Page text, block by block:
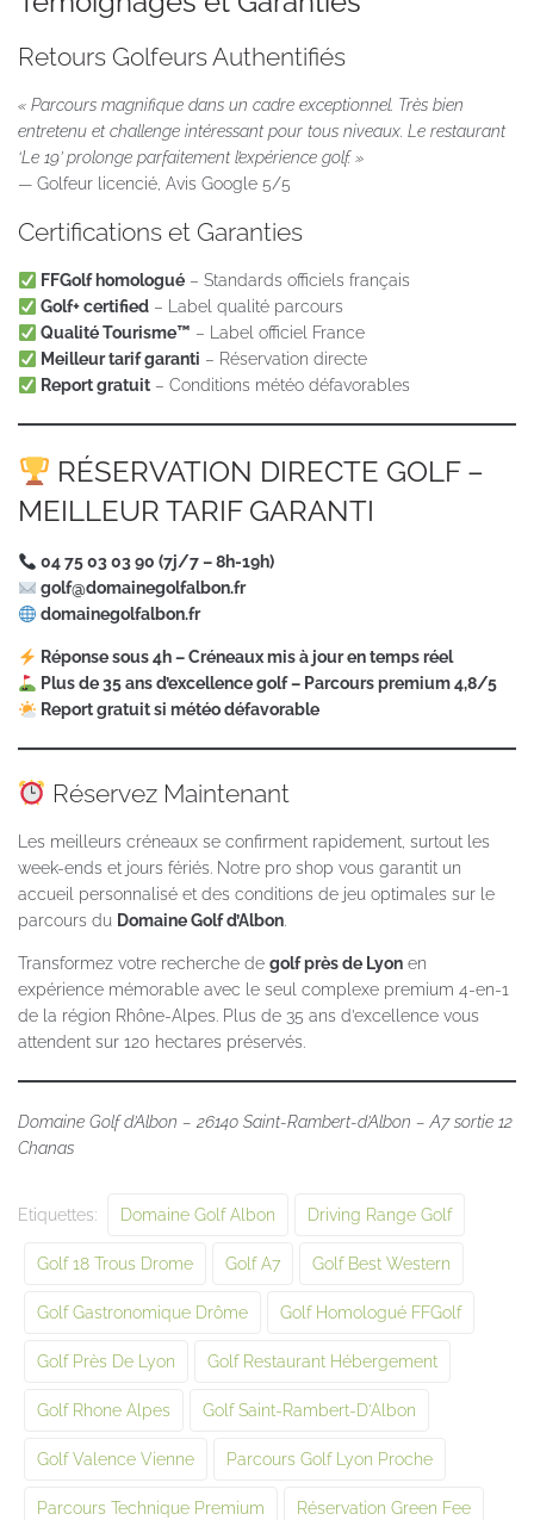
Retours Golfeurs Authentifiés
« Parcours magnifique dans un cadre exceptionnel. Très bien
entretenu et challenge intéressant pour tous niveaux. Le restaurant
‘Le 19’ prolonge parfaitement l’expérience golf. »
— Golfeur licencié, Avis Google 5/5
Certifications et Garanties
FFGolf homologué– Standards officiels français
Golf+ certified– Label qualité parcours
Qualité Tourisme™ – Label officiel France
Meilleur tarif garanti – Réservation directe
Report gratuit– Conditions météo défavorables
RÉSERVATION DIRECTE GOLF –
MEILLEUR TARIF GARANTI
04 75 03 03 90 (7j/7 – 8h-19h)
golf@domainegolfalbon.fr
domainegolfalbon.fr
Réponse sous 4h – Créneaux mis à jour en temps réel
Plus de 35 ans d’excellence golf – Parcours premium 4,8/5
Report gratuit si météo défavorable
Réservez Maintenant
Les meilleurs créneaux se confirment rapidement, surtout les
week-ends et jours fériés. Notre pro shop vous garantit un
accueil personnalisé et des conditions de jeu optimales sur le
parcours du Domaine Golf d’Albon.
Transformez votre recherche de golf près de Lyon en
expérience mémorable avec le seul complexe premium 4-en-1
de la région Rhône-Alpes. Plus de 35 ans d’excellence vous
attendent sur 120 hectares préservés.
Domaine Golf d’Albon – 26140 Saint-Rambert-d’Albon – A7 sortie 12
Chanas
Etiquettes: Domaine Golf Albon Driving Range Golf
Golf 18 Trous Drome Golf A7 Golf Best Western
Golf Gastronomique Drôme Golf Homologué FFGolf
Golf Près De Lyon Golf Restaurant Hébergement
Golf Rhone Alpes Golf Saint-Rambert-D'Albon
Golf Valence Vienne Parcours Golf Lyon Proche
Parcours Technique Premium Réservation Green Fee